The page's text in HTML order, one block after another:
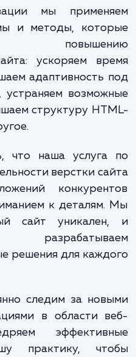
верстки
вашего
проводим
сайта,
оптимизации, а
улучшения
лучших
мы
и методы,
сайта: ускоряем
адаптивность
устраняем
структуру
что наша